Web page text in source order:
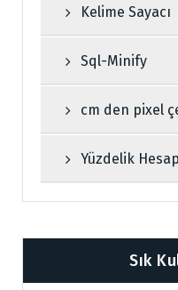
Kelime Sayacı
Sql-Minify
cm den pixel
Yüzdelik
Sık